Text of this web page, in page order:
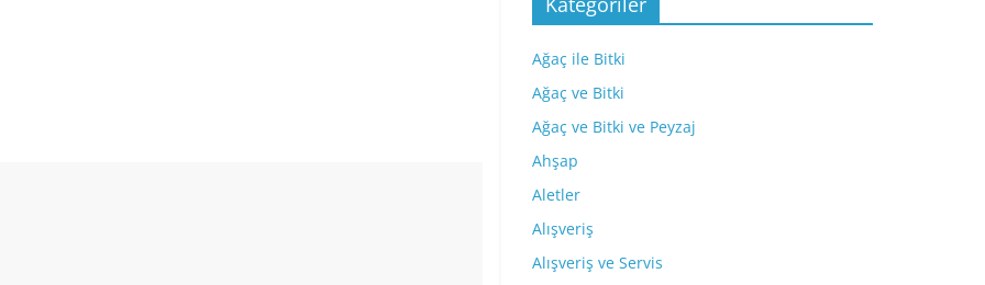
Ağaç ile Bitki
Ağaç ve Bitki
Ağaç ve Bitki ve Peyzaj
Ahşap
Aletler
Alışveriş
Alışveriş ve Servis